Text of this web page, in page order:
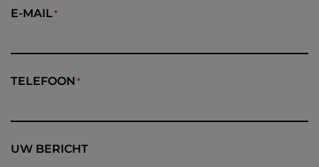
E-MAIL
TELEFOON
UW BERICHT